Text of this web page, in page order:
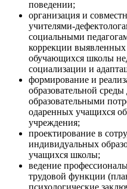
поведении;
организация и
учителями-
социальными
коррекции
обучающихся школы
социализации и
формирование и
образовательной
образовательными
одаренных учащихся
учреждения;
проектирование в
индивидуальных
учащихся школы;
ведение
трудовой функции
психологические